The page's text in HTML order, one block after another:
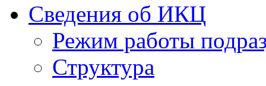
Сведения об ИКЦ
Режим работы
Структура